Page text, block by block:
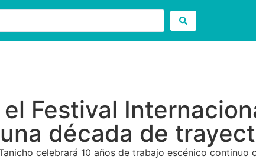
Festival
década de
celebrará 10 años de trabajo escénico continuo